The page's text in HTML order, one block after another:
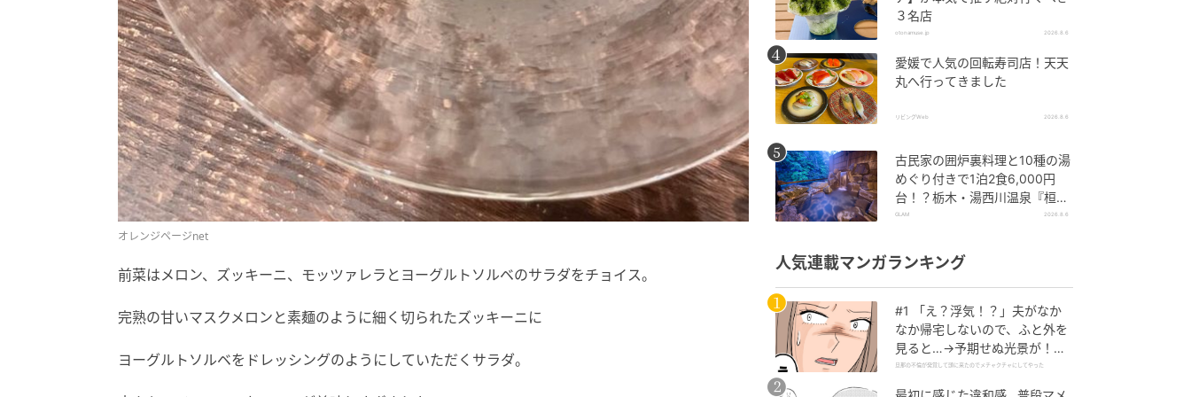
オレンジページnet
前菜はメロン、ズッキーニ、モッツァレラとヨーグルトソルベのサラダをチョイス。
完熟の甘いマスクメロンと素麺のように細く切られたズッキーニに
ヨーグルトソルベをドレッシングのようにしていただくサラダ。
３名店
otonamuse.jp 2026.8.6
愛媛で人気の回転寿司店！天天
丸へ行ってきました
リビングWeb 2026.8.6
古民家の囲炉裏料理と10種の湯
めぐり付きで1泊2食6,000円
台！？栃木・湯西川温泉『桓武
平氏ゆかりの宿 揚羽』で叶う秘
GLAM 2026.8.6
人気連載マンガランキング
#1 「え？浮気！？」夫がなか
なか帰宅しないので、ふと外を
見ると…→予期せぬ光景が！｜
旦那の不倫が発覚して頭に来た
旦那の不倫が発覚して頭に来たのでメチャクチャにしてやった